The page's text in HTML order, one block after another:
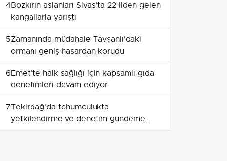
4Bozkırın aslanları Sivas'ta 22 ilden gelen
kangallarla yarıştı
5Zamanında müdahale Tavşanlı'daki
ormanı geniş hasardan korudu
6Emet'te halk sağlığı için kapsamlı gıda
denetimleri devam ediyor
7Tekirdağ'da tohumculukta
yetkilendirme ve denetim gündeme
geldi